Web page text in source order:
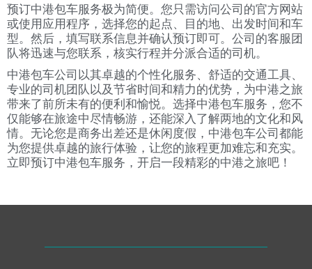
预订中港包车服务极为简便。您只需访问公司的官方网站
或使用应用程序，选择您的起点、目的地、出发时间和车
型。然后，填写联系信息并确认预订即可。公司的客服团
队将迅速与您联系，核实行程并分派合适的司机。
中港包车公司以其卓越的个性化服务、舒适的交通工具、
专业的司机团队以及节省时间和精力的优势，为中港之旅
带来了前所未有的便利和愉悦。选择中港包车服务，您不
仅能够在旅途中尽情畅游，还能深入了解两地的文化和风
情。无论您是商务出差还是休闲度假，中港包车公司都能
为您提供卓越的旅行体验，让您的旅程更加难忘和充实。
立即预订中港包车服务，开启一段精彩的中港之旅吧！